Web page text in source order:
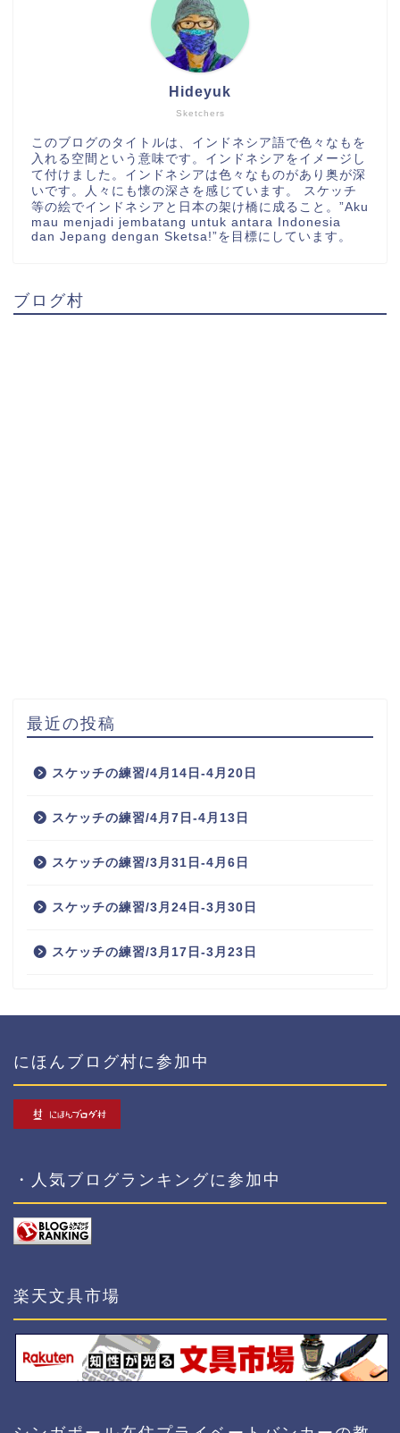
Sketchers
Hideyuk
このブログのタイトルは、インドネシア語で色々なもを
入れる空間という意味です。インドネシアをイメージし
て付けました。インドネシアは色々なものがあり奥が深
いです。人々にも懐の深さを感じています。 スケッチ
等の絵でインドネシアと日本の架け橋に成ること。”Aku
mau menjadi jembatang untuk antara Indonesia
dan Jepang dengan Sketsa!”を目標にしています。
ブログ村
最近の投稿
スケッチの練習/4月14日-4月20日
スケッチの練習/4月7日-4月13日
スケッチの練習/3月31日-4月6日
スケッチの練習/3月24日-3月30日
スケッチの練習/3月17日-3月23日
にほんブログ村に参加中
・人気ブログランキングに参加中
楽天文具市場